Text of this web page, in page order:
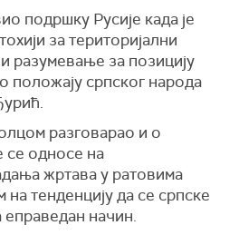
подршку Русије када је
за територијални
разумевање за позицију
положају српског народа
разговарао и о
се односе на
жртава у ратовима
тенденцију да се српске
еправедан начин.